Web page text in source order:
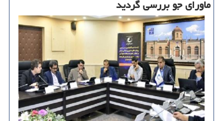
ماورای جو بررسی گردید